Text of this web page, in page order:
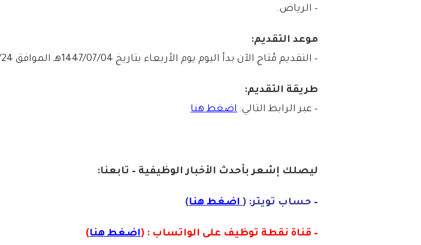
– الرياض.
موعد التقديم:
– التقديم مُتاح الآن بدأ اليوم يوم الأربعاء بتاريخ 1447/07/04هـ الموافق 2025/12/24م
طريقة التقديم:
– عبر الرابط التالي: اضغط هنا
ليصلك إشعربأحدث الأخبار الوظيفية – تابعنا:
– حساب تويتر: (اضغط هنا)
– قناة نقطة توظيف على الواتساب : (اضغط هنا)